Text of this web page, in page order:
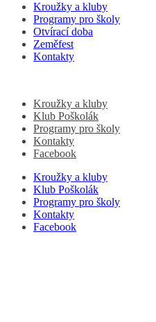
Kroužky a kluby
Programy pro školy
Otvírací doba
Zeměfest
Kontakty
Kroužky a kluby
Klub Poškolák
Programy pro školy
Kontakty
Facebook
Kroužky a kluby
Klub Poškolák
Programy pro školy
Kontakty
Facebook